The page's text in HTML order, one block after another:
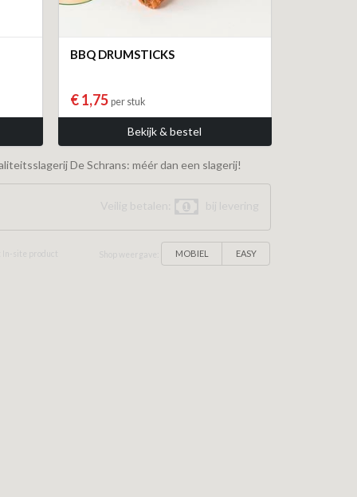
BBQ DRUMSTICKS
€ 1,75 per stuk
Bekijk & bestel
De Schrans: méér dan een slagerij!
MOBIEL EASY